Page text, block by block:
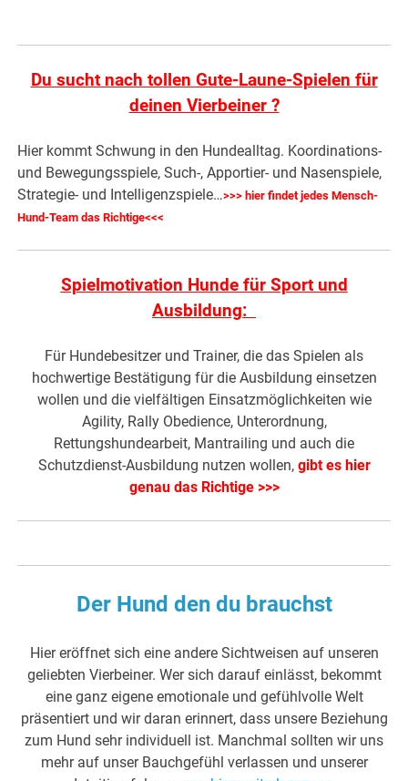
Du sucht nach tollen Gute-Laune-Spielen für
deinen Vierbeiner ?
Hier kommt Schwung in den Hundealltag. Koordinations-
und Bewegungsspiele, Such-, Apportier- und Nasenspiele,
Strategie- und Intelligenzspiele…>>> hier findet jedes Mensch-
Hund-Team das Richtige<<<
Spielmotivation Hunde für Sport und
Ausbildung:
Für Hundebesitzer und Trainer, die das Spielen als
hochwertige Bestätigung für die Ausbildung einsetzen
wollen und die vielfältigen Einsatzmöglichkeiten wie
Agility, Rally Obedience, Unterordnung,
Rettungshundearbeit, Mantrailing und auch die
Schutzdienst-Ausbildung nutzen wollen, gibt es hier
genau das Richtige >>>
Der Hund den du brauchst
Hier eröffnet sich eine andere Sichtweisen auf unseren
geliebten Vierbeiner. Wer sich darauf einlässt, bekommt
eine ganz eigene emotionale und gefühlvolle Welt
präsentiert und wir daran erinnert, dass unsere Beziehung
zum Hund sehr individuell ist. Manchmal sollten wir uns
mehr auf unser Bauchgefühl verlassen und unserer